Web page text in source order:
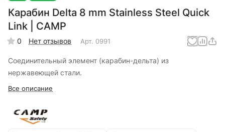
Карабин Delta 8 mm Stainless Steel Quick
Link | CAMP
0 Нет отзывов Арт. 0991
Соединительный элемент (карабин-дельта) из
нержавеющей стали.
Все описание